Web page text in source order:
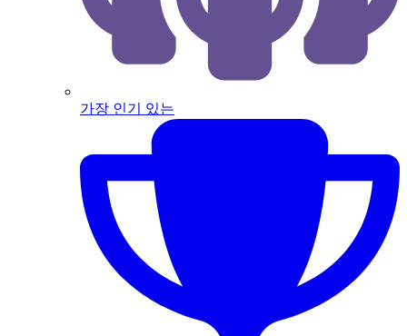
가장 인기 있는